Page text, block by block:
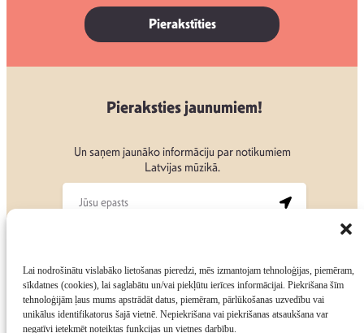
Lai nodrošinātu vislabāko lietošanas pieredzi, mēs izmantojam tehnoloģijas, piemēram,
sīkdatnes (cookies), lai saglabātu un/vai piekļūtu ierīces informācijai. Piekrišana šīm
tehnoloģijām ļaus mums apstrādāt datus, piemēram, pārlūkošanas uzvedību vai
unikālus identifikatorus šajā vietnē. Nepiekrišana vai piekrišanas atsaukšana var
negatīvi ietekmēt noteiktas funkcijas un vietnes darbību.
Pierakstīties
Pieraksties jaunumiem!
Un saņem jaunāko informāciju par notikumiem
Latvijas mūzikā.
Seko mums: